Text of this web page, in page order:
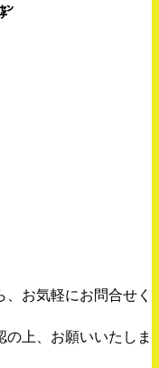
お気軽にお問合せく
の上、お願いいたしま